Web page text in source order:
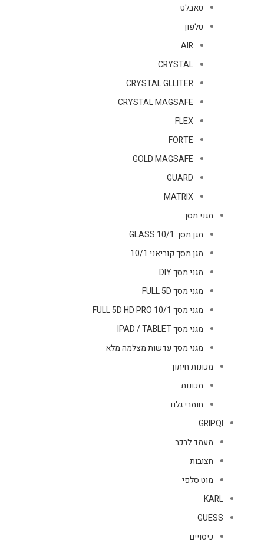
טאבלט
טלפון
AIR
CRYSTAL
CRYSTAL GLLITER
CRYSTAL MAGSAFE
FLEX
FORTE
GOLD MAGSAFE
GUARD
MATRIX
מגני מסך
מגן מסך GLASS 10/1
מגן מסך קוריאני 10/1
מגני מסך DIY
מגני מסך FULL 5D
מגני מסך FULL 5D HD PRO 10/1
מגני מסך IPAD / TABLET
מגני מסך עדשות מצלמה מלא
מכונות חיתוך
מכונות
חומרי גלם
GRIPQI
מעמד לרכב
חצובות
מוט סלפי
KARL
GUESS
כיסויים